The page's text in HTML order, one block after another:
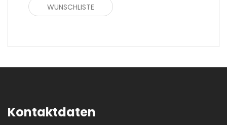
WUNSCHLISTE
Kontaktdaten